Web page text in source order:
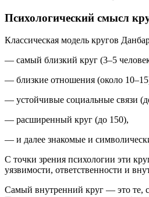
Психологический смысл
Классическая модель кругов
— самый близкий круг (3–5
— близкие отношения (около
— устойчивые социальные связи
— расширенный круг (до 150),
— и далее знакомые и
С точки зрения психологии эти
уязвимости, ответственности и
Самый внутренний круг — это те, с